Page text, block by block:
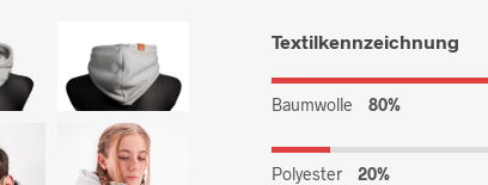
Textilkennzeichnung
Baumwolle 80%
Polyester 20%